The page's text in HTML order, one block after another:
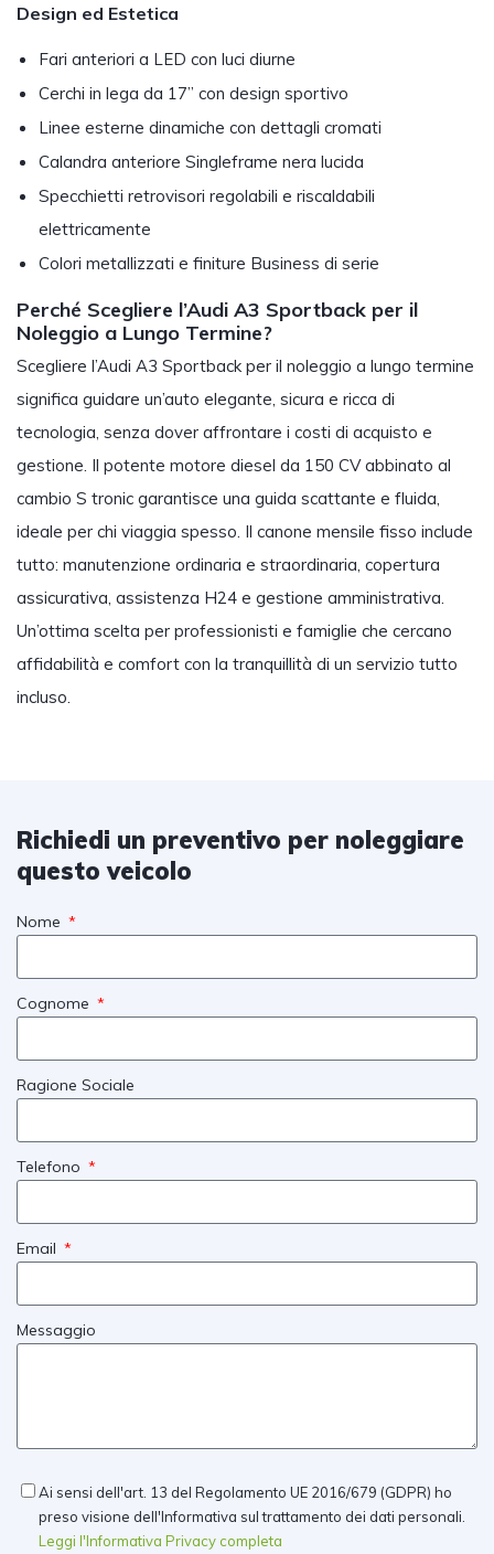
Design ed Estetica
Fari anteriori a LED con luci diurne
Cerchi in lega da 17” con design sportivo
Linee esterne dinamiche con dettagli cromati
Calandra anteriore Singleframe nera lucida
Specchietti retrovisori regolabili e riscaldabili
elettricamente
Colori metallizzati e finiture Business di serie
Perché Scegliere l’Audi A3 Sportback per il
Noleggio a Lungo Termine?
Scegliere l’Audi A3 Sportback per il noleggio a lungo termine
significa guidare un’auto elegante, sicura e ricca di
tecnologia, senza dover affrontare i costi di acquisto e
gestione. Il potente motore diesel da 150 CV abbinato al
cambio S tronic garantisce una guida scattante e fluida,
ideale per chi viaggia spesso. Il canone mensile fisso include
tutto: manutenzione ordinaria e straordinaria, copertura
assicurativa, assistenza H24 e gestione amministrativa.
Un’ottima scelta per professionisti e famiglie che cercano
affidabilità e comfort con la tranquillità di un servizio tutto
incluso.
Richiedi un preventivo per noleggiare
questo veicolo
Nome
Cognome
Ragione Sociale
Telefono
Email
Messaggio
Ai sensi dell'art. 13 del Regolamento UE 2016/679 (GDPR) ho
preso visione dell'Informativa sul trattamento dei dati personali.
Leggi l'Informativa Privacy completa